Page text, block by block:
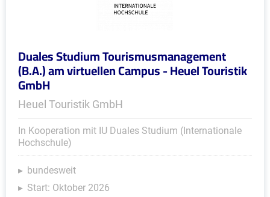
Duales Studium Tourismusmanagement
(B.A.) am virtuellen Campus - Heuel Touristik
GmbH
Heuel Touristik GmbH
In Kooperation mit IU Duales Studium (Internationale
Hochschule)
bundesweit
Start: Oktober 2026